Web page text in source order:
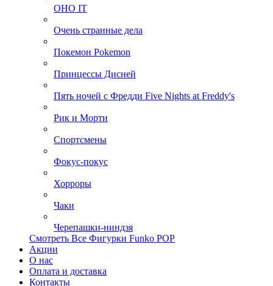
ОНО IT
Очень странные дела
Покемон Pokemon
Принцессы Дисней
Пять ночей с Фредди Five Nights at Freddy's
Рик и Морти
Спортсмены
Фокус-покус
Хорроры
Чаки
Черепашки-ниндзя
Смотреть Все Фигурки Funko POP
Акции
О нас
Оплата и доставка
Контакты